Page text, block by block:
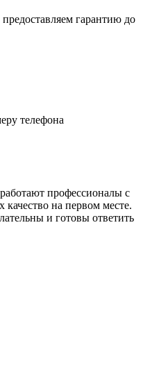
гарантию до
телефона
профессионалы с
на первом месте.
и готовы ответить